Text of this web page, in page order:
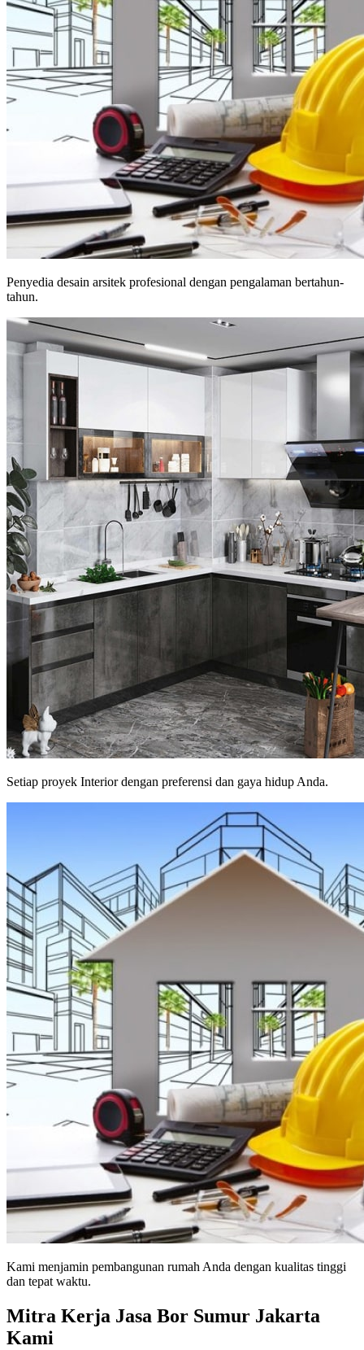
Penyedia desain arsitek profesional dengan pengalaman bertahun-
tahun.
Setiap proyek Interior dengan preferensi dan gaya hidup Anda.
Kami menjamin pembangunan rumah Anda dengan kualitas tinggi
dan tepat waktu.
Mitra Kerja Jasa Bor Sumur Jakarta
Kami